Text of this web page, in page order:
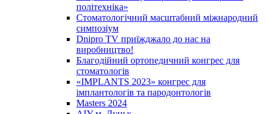
політехніка»
Стоматологічний масштабний міжнародний
симпозіум
Dnipro TV приїжджало до нас на
виробництво!
Благодійний ортопедичний конгрес для
стоматологів
«IMPLANTS 2023» конгрес для
імплантологів та пародонтологів
Masters 2024